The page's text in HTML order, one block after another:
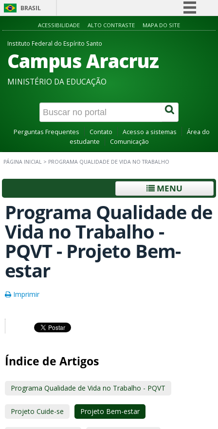
BRASIL
Simplifique!
Acesso à informação
Canais
ACESSIBILIDADE ALTO CONTRASTE MAPA DO SITE
Instituto Federal do Espírito Santo
Campus Aracruz
MINISTÉRIO DA EDUCAÇÃO
Perguntas Frequentes Contato Acesso a sistemas
Área do
estudante
Comunicação
PÁGINA INICIAL > PROGRAMA QUALIDADE DE VIDA NO TRABALHO
MENU
Programa Qualidade de
Vida no Trabalho -
PQVT - Projeto Bem-
estar
Imprimir
Índice de Artigos
Programa Qualidade de Vida no Trabalho - PQVT
Projeto Cuide-se Projeto Bem-estar